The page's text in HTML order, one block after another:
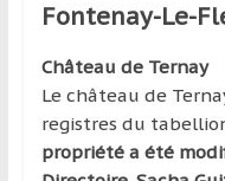
Fontenay-Le-
Château de Ternay
Le château de
registres du
propriété a été